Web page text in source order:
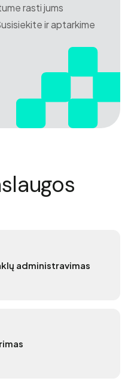
rasti jums
ir aptarkime
administravimas